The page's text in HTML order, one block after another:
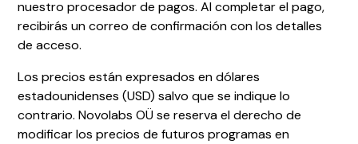
nuestro procesador de pagos. Al completar el pago,
recibirás un correo de confirmación con los detalles
de acceso.
Los precios están expresados en dólares
estadounidenses (USD) salvo que se indique lo
contrario. Novolabs OÜ se reserva el derecho de
modificar los precios de futuros programas en